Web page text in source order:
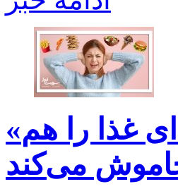
«اوزمپیک» فقط اشتها را کم نمی‌کند؛ صدای غذا را هم
می‌کند